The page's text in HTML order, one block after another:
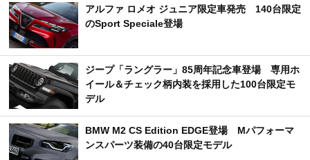
アルファ ロメオ ジュニア限定車発売 140台限定
のSport Speciale登場
ジープ「ラングラー」85周年記念車登場 専用ホ
イール＆チェック柄内装を採用した100台限定モ
デル
BMW M2 CS Edition EDGE登場 Mパフォーマ
ンスパーツ装備の40台限定モデル